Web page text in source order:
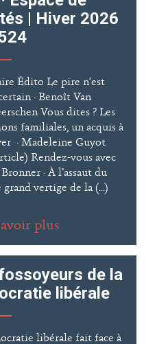
| Hiver 2026
Édito Le pire n’est
· Benoît Van
Vous dites ? Les
familiales, un acquis à
· Madeleine Guyot
Rendez-vous avec
· À l’assaut du
grand vertige de la (...)
plus
de la
libérale
libérale fait face à